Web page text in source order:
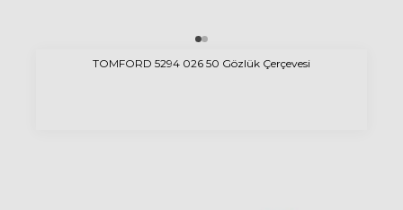
TOMFORD 5294 026 50 Gözlük Çerçevesi